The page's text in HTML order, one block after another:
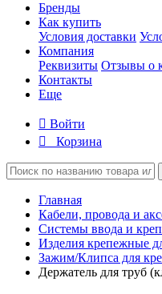
Бренды
Как купить
Условия доставки
Компания
Реквизиты Отзывы о
Контакты
Еще
Войти
Корзина
Главная
Кабели, провода и
Системы ввода и
Изделия крепежные
Зажим/Клипса для
Держатель для труб